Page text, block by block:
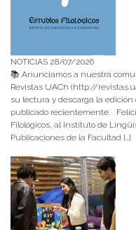
NOTICIAS 28/07/2026
📚 Anunciamos a nuestra
Revistas UACh (http://
su lectura y descarga la edición
publicado recientemente.
Filológicos, al Instituto de
Publicaciones de la Facultad […]